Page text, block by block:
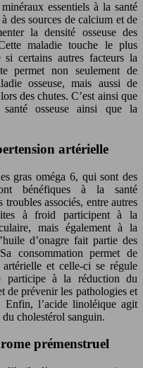
essentiels à la santé
des sources de calcium et de
la densité osseuse des
maladie touche le plus
si certains autres facteurs la
permet non seulement de
osseuse, mais aussi de
des chutes. C’est ainsi que
osseuse ainsi que la
artérielle
gras oméga 6, qui sont des
bénéfiques à la santé
associés, entre autres
à froid participent à la
mais également à la
d’onagre fait partie des
consommation permet de
et celle-ci se régule
participe à la réduction du
de prévenir les pathologies et
Enfin, l’acide linoléique agit
cholestérol sanguin.
prémenstruel